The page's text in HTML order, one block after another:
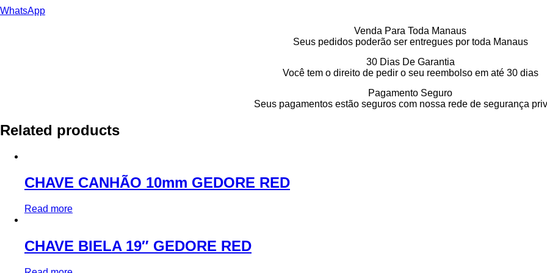
WhatsApp
Venda Para Toda Manaus
Seus pedidos poderão ser entregues por toda Manaus
30 Dias De Garantia
Você tem o direito de pedir o seu reembolso em até 30 dias
Pagamento Seguro
Seus pagamentos estão seguros com nossa rede de segurança
Related products
CHAVE CANHÃO 10mm GEDORE RED
Read more
CHAVE BIELA 19″ GEDORE RED